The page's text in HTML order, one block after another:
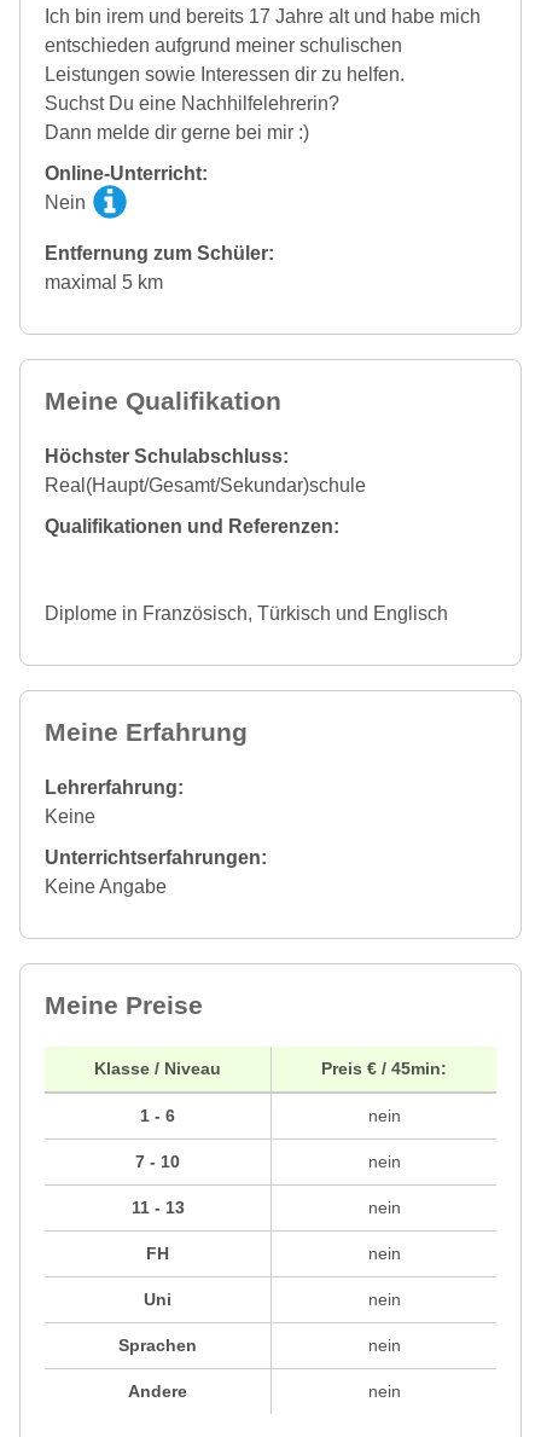
Ich bin irem und bereits 17 Jahre alt und habe mich
entschieden aufgrund meiner schulischen
Leistungen sowie Interessen dir zu helfen.
Suchst Du eine Nachhilfelehrerin?
Dann melde dir gerne bei mir :)
Online-Unterricht:
Nein
Entfernung zum Schüler:
maximal 5 km
Meine Qualifikation
Höchster Schulabschluss:
Real(Haupt/Gesamt/Sekundar)schule
Qualifikationen und Referenzen:
Diplome in Französisch, Türkisch und Englisch
Meine Erfahrung
Lehrerfahrung:
Keine
Unterrichtserfahrungen:
Keine Angabe
Meine Preise
Klasse / Niveau
1 - 6
7 - 10
11 - 13
FH
Uni
Sprachen
Andere
Preis € / 45min:
nein
nein
nein
nein
nein
nein
nein